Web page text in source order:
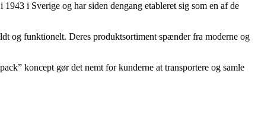
i Sverige og har siden dengang etableret sig som en af de
og funktionelt. Deres produktsortiment spænder fra moderne og
koncept gør det nemt for kunderne at transportere og samle